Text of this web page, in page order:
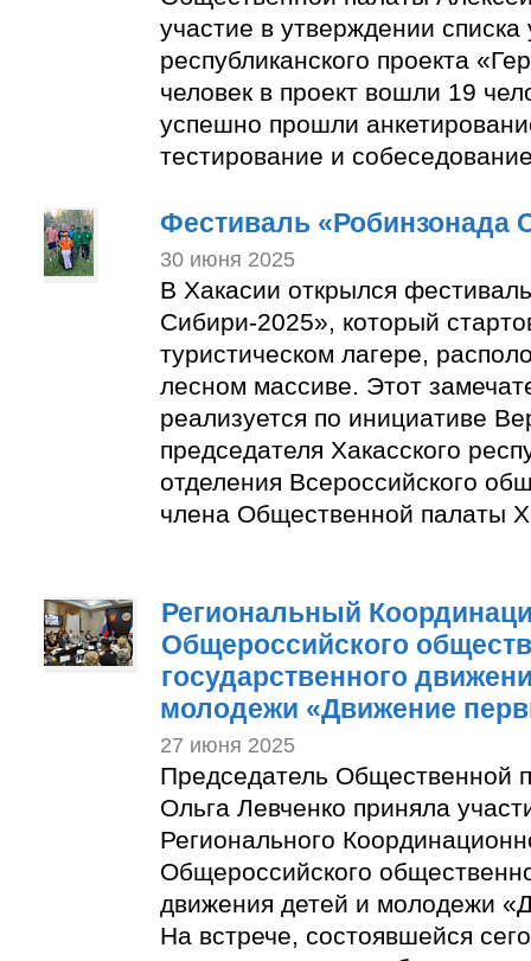
участие в утверждении списка
республиканского проекта
человек в проект вошли 19
успешно прошли
тестирование и
Фестиваль «Робинзонада
30 июня 2025
В Хакасии открылся
Сибири-2025», который
туристическом лагере,
лесном массиве. Этот
реализуется по инициативе
председателя Хакасского
отделения Всероссийского
члена Общественной палаты
Региональный
Общероссийского
государственного
молодежи «Движение
27 июня 2025
Председатель Общественной
Ольга Левченко приняла
Регионального
Общероссийского
движения детей и молодежи
На встрече, состоявшейся